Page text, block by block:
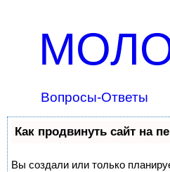
Вопросы-Ответы
Как продвинуть сайт на
Вы создали или только